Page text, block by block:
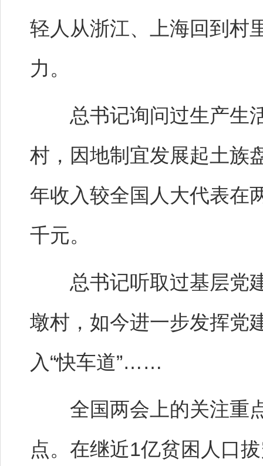
轻人从浙江、上海回到村
力。
总书记询问过生产生活
村，因地制宜发展起土族
年收入较全国人大代表在
千元。
总书记听取过基层党建
墩村，如今进一步发挥党
入“快车道”……
全国两会上的关注重点
点。在继近1亿贫困人口